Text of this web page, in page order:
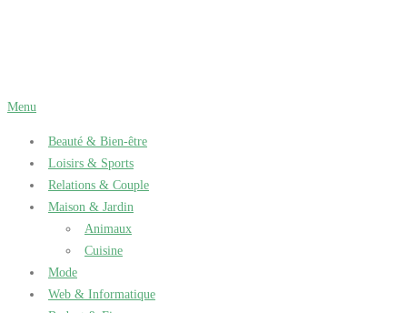
Menu
Beauté & Bien-être
Loisirs & Sports
Relations & Couple
Maison & Jardin
Animaux
Cuisine
Mode
Web & Informatique